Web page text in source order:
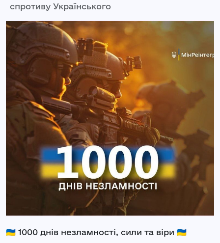
спротиву Українського
🇺🇦 1000 днів незламності, сили та віри 🇺🇦